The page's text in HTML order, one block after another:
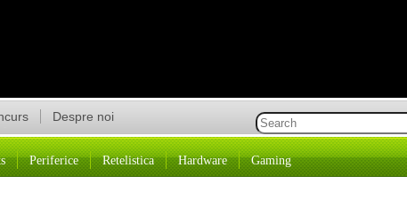
Despre noi
Periferice Retelistica Hardware Gaming